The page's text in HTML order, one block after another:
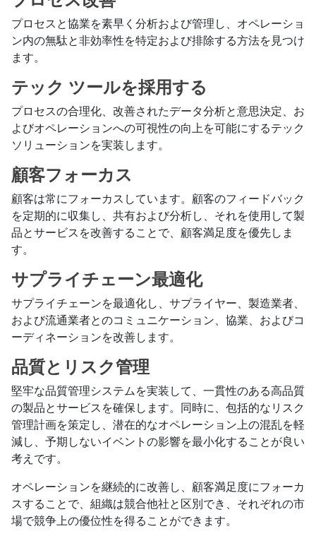
プロセスと協業を素早く分析および管理し、オペレーショ
ン内の無駄と非効率性を特定および排除する方法を見つけ
ます。
テック ツールを採用する
プロセスの合理化、改善されたデータ分析と意思決定、お
よびオペレーションへの可視性の向上を可能にするテック
ソリューションを実装します。
顧客フォーカス
顧客は常にフォーカスしています。顧客のフィードバック
を定期的に収集し、共有および分析し、それを使用して製
品とサービスを改善することで、顧客満足度を優先しま
す。
サプライチェーン最適化
サプライチェーンを最適化し、サプライヤー、製造業者、
および流通業者とのコミュニケーション、協業、およびコ
ーディネーションを改善します。
品質とリスク管理
堅牢な品質管理システムを実装して、一貫性のある高品質
の製品とサービスを確保します。同時に、包括的なリスク
管理計画を策定し、潜在的なオペレーション上の混乱を軽
減し、予期しないイベントの影響を最小化することが良い
考えです。
オペレーションを継続的に改善し、顧客満足度にフォーカ
スすることで、組織は競合他社と区別でき、それぞれの市
場で競争上の優位性を得ることができます。